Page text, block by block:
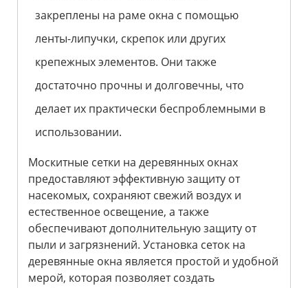
закреплены на раме окна с помощью
ленты-липучки, скрепок или других
крепежных элементов. Они также
достаточно прочны и долговечны, что
делает их практически беспроблемными в
использовании.
Москитные сетки на деревянных окнах
предоставляют эффективную защиту от
насекомых, сохраняют свежий воздух и
естественное освещение, а также
обеспечивают дополнительную защиту от
пыли и загрязнений. Установка сеток на
деревянные окна является простой и удобной
мерой, которая позволяет создать